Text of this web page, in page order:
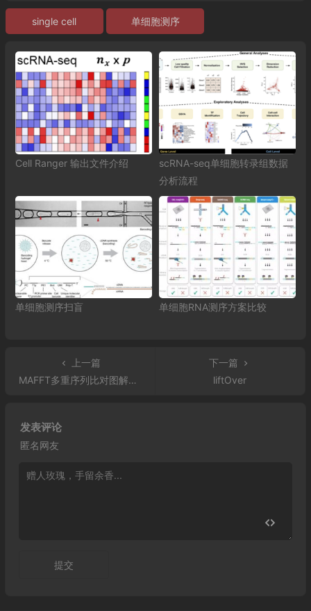
single cell 单细胞测序
Cell Ranger 输出文件介绍
scRNA-seq单细胞转录组数据
分析流程
单细胞测序扫盲 单细胞RNA测序方案比较
上一篇
MAFFT多重序列比对图解教程
下一篇
liftOver
发表评论
匿名网友
提交